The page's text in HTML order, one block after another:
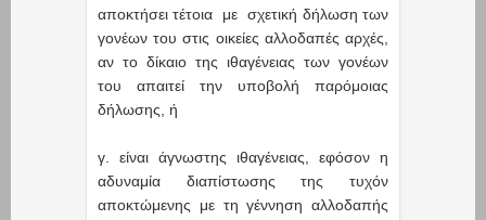
αποκτήσει τέτοια με σχετική δήλωση των
γονέων του στις οικείες αλλοδαπές αρχές,
αν το δίκαιο της ιθαγένειας των γονέων
του απαιτεί την υποβολή παρόμοιας
δήλωσης, ή
γ. είναι άγνωστης ιθαγένειας, εφόσον η
αδυναμία διαπίστωσης της τυχόν
αποκτώμενης με τη γέννηση αλλοδαπής